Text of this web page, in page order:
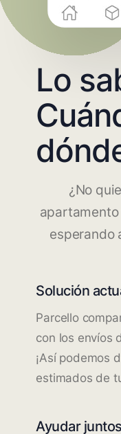
Lo
¿No
esperando
Solución
Parcello
con los envíos
¡Así podemos
estimados de
Ayudar